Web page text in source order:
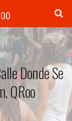
Donde Se
QRoo